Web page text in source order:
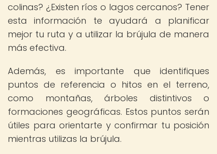
colinas? ¿Existen ríos o lagos cercanos? Tener
esta información te ayudará a planificar
mejor tu ruta y a utilizar la brújula de manera
más efectiva.
Además, es importante que identifiques
puntos de referencia o hitos en el terreno,
como montañas, árboles distintivos o
formaciones geográficas. Estos puntos serán
útiles para orientarte y confirmar tu posición
mientras utilizas la brújula.